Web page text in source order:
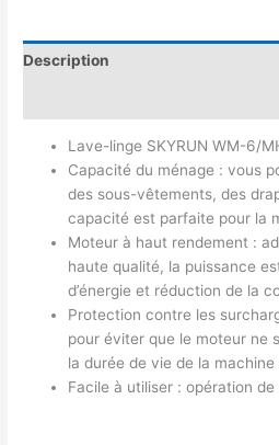
Description
Lave-linge SKYRUN WM-6/
Capacité du ménage : vous
des sous-vêtements, des
capacité est parfaite pour la
Moteur à haut rendement :
haute qualité, la puissance
d’énergie et réduction de la
Protection contre les
pour éviter que le moteur ne
la durée de vie de la machine
Facile à utiliser : opération